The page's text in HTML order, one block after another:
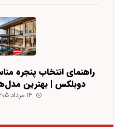
راهنمای انتخاب پنجره
دوبلکس | بهترین
۱۴ مرداد ۱۴۰۵